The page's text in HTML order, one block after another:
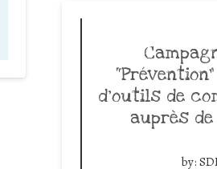
d’outils de
auprès
by: